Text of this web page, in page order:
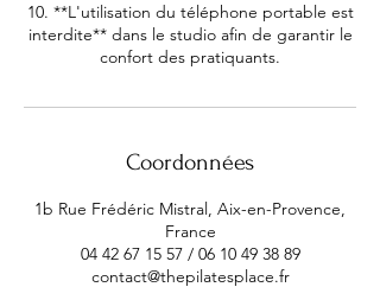
10. **L'utilisation du téléphone portable est
interdite** dans le studio afin de garantir le
Coordonnées
1b Rue Frédéric Mistral, Aix-en-Provence,
France
04 42 67 15 57 / 06 10 49 38 89
contact@thepilatesplace.fr